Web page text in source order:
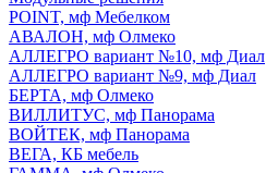
POINT, мф Мебелком
АВАЛОН, мф Олмеко
АЛЛЕГРО вариант №10, мф Диал
АЛЛЕГРО вариант №9, мф Диал
БЕРТА, мф Олмеко
ВИЛЛИТУС, мф Панорама
ВОЙТЕК, мф Панорама
ВЕГА, КБ мебель